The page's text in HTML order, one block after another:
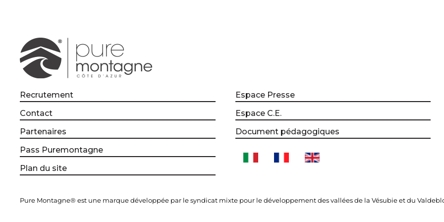
Recrutement
Contact
Partenaires
Pass Puremontagne
Plan du site
Espace Presse
Espace C.E.
Document pédagogiques
Pure Montagne® est une marque développée par le syndicat mixte pour le développement des vallées de la Vésubie et du